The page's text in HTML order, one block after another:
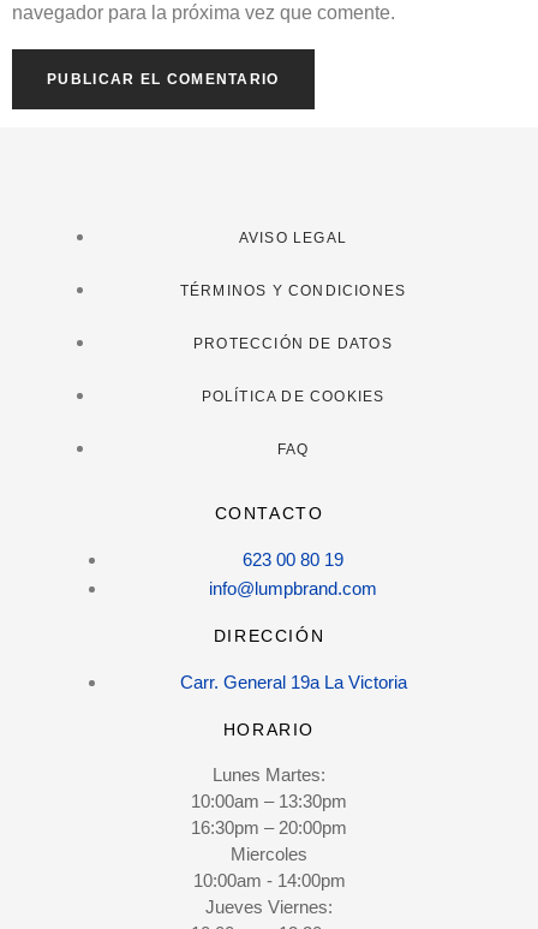
navegador para la próxima vez que comente.
AVISO LEGAL
TÉRMINOS Y CONDICIONES
PROTECCIÓN DE DATOS
POLÍTICA DE COOKIES
FAQ
CONTACTO
623 00 80 19
info@lumpbrand.com
DIRECCIÓN
Carr. General 19a La Victoria
HORARIO
Lunes Martes:
10:00am – 13:30pm
16:30pm – 20:00pm
Miercoles
10:00am - 14:00pm
Jueves Viernes: